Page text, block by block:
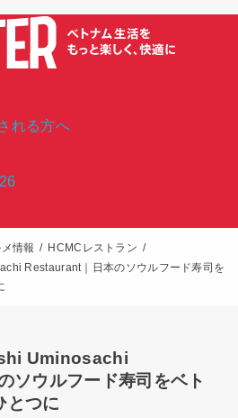
れる方へ
情報
HCMCレストラン
Restaurant｜日本のソウルフード寿司を
Uminosachi
ソウルフード寿司をベト
とつに